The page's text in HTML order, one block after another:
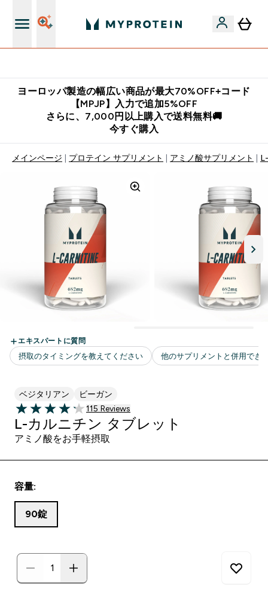
ヨーロッパ製造の幅広い商品が最大70%OFF+コード
【MPJP】入力で追加5%OFF
さらに、7,000円以上購入で送料無料🚚
今すぐ購入
メインページ プロテイン サプリメント アミノ酸サプリメント
ベジタリアン ビーガン
4.19 out of 5 stars
115 ＋件の口コミ
115 Reviews
L-カルニチン タブレット
アミノ酸をお手軽摂取
容量:
90錠